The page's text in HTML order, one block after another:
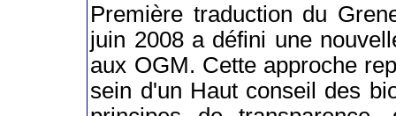
Première traduction du
juin 2008 a défini une
aux OGM. Cette approche
sein d'un Haut conseil des